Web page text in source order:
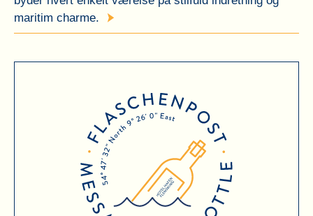
maritim charme.